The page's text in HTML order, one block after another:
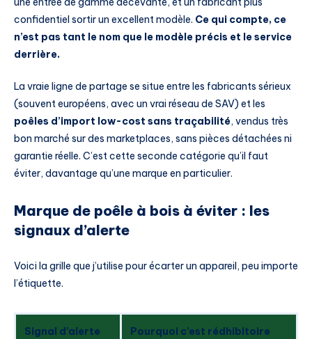
confidentiel sortir un excellent modèle. Ce qui compte, ce
n’est pas tant le nom que le modèle précis et le service
derrière.
La vraie ligne de partage se situe entre les fabricants sérieux
(souvent européens, avec un vrai réseau de SAV) et les
poêles d’import low-cost sans traçabilité, vendus très
bon marché sur des marketplaces, sans pièces détachées ni
garantie réelle. C’est cette seconde catégorie qu’il faut
éviter, davantage qu’une marque en particulier.
Marque de poêle à bois à éviter : les
signaux d’alerte
Voici la grille que j’utilise pour écarter un appareil, peu importe
l’étiquette.
Signal d’alerte Pourquoi c’est rédhibitoire